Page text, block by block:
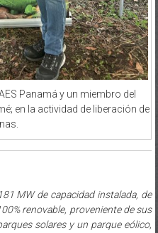
Panamá y un miembro del
en la actividad de liberación de
MW de capacidad instalada, de
renovable, proveniente de sus
solares y un parque eólico,